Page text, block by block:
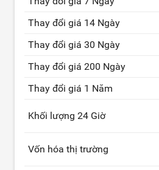
Thay đổi giá 14 Ngày
Thay đổi giá 30 Ngày
Thay đổi giá 200 Ngày
Thay đổi giá 1 Năm
Khối lượng 24 Giờ
Vốn hóa thị trường